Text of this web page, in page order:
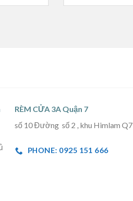
RÈM CỬA 3A Quận 7
số 10 Đường số 2 , khu Himlam Q7
PHONE: 0925 151 666